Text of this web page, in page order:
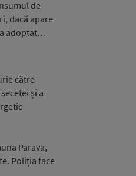
de
dacă apare
adoptat…
către
și a
Parava,
Poliția face